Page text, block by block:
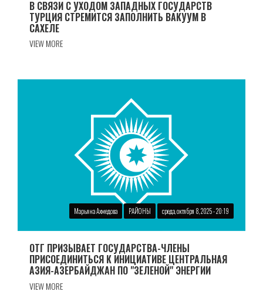
В СВЯЗИ С УХОДОМ ЗАПАДНЫХ ГОСУДАРСТВ
ТУРЦИЯ СТРЕМИТСЯ ЗАПОЛНИТЬ ВАКУУМ В
САХЕЛЕ
VIEW MORE
Марьяна Ахмедова РАЙОНЫ среда, октября 8, 2025 - 20:19
ОТГ ПРИЗЫВАЕТ ГОСУДАРСТВА-ЧЛЕНЫ
ПРИСОЕДИНИТЬСЯ К ИНИЦИАТИВЕ ЦЕНТРАЛЬНАЯ
АЗИЯ-АЗЕРБАЙДЖАН ПО "ЗЕЛЕНОЙ" ЭНЕРГИИ
VIEW MORE